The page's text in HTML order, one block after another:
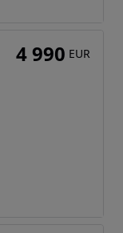
4 990 EUR